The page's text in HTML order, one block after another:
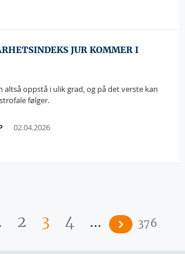
JUR KOMMER I
altså oppstå i ulik grad, og på det verste kan
følger.
02.04.2026
2 3 4 … 376